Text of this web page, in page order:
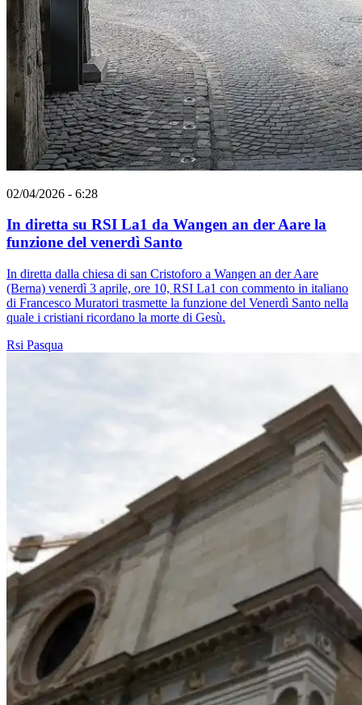
02/04/2026 - 6:28
In diretta su RSI La1 da Wangen an der Aare la
funzione del venerdì Santo
In diretta dalla chiesa di san Cristoforo a Wangen an der Aare
(Berna) venerdì 3 aprile, ore 10, RSI La1 con commento in italiano
di Francesco Muratori trasmette la funzione del Venerdì Santo nella
quale i cristiani ricordano la morte di Gesù.
Rsi Pasqua